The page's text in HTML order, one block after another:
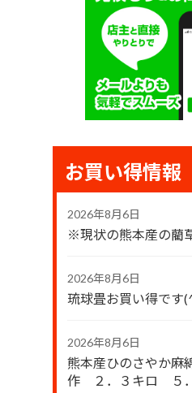
お買い得情報
2026年8月6日
※現状の熊本産の藺
2026年8月6日
琉球畳お買い得です
2026年8月6日
熊本産ひのさやか
作 ２．３キロ ５